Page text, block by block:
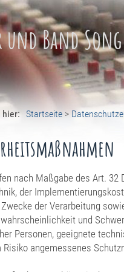
und Band
hier: Startseite >
nach Maßgabe des Art. 32
der
der Verarbeitung
und
Personen, geeignete
Risiko angemessenes